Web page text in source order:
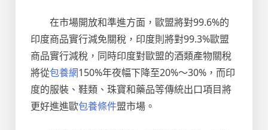
在市場開放和準進方面，歐盟將對99.6%的
印度商品實行減免關稅，印度則將對99.3%歐盟
商品實行減稅，同時印度對歐盟的酒類產物關稅
將從包養網150%年夜幅下降至20%～30%，而印
度的服裝、鞋類、珠寶和藥品等傳統出口項目將
更好進進歐包養條件盟市場。